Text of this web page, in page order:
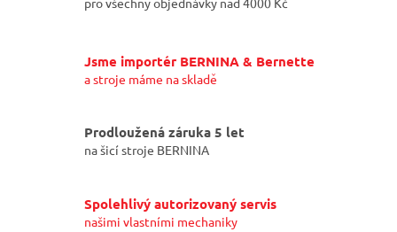
Jsme importér BERNINA & Bernette
a stroje máme na skladě
Prodloužená záruka 5 let
na šicí stroje BERNINA
Spolehlivý autorizovaný servis
našimi vlastními mechaniky